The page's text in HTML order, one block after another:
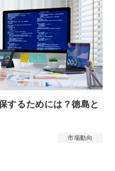
するためには？徳島と
市場動向